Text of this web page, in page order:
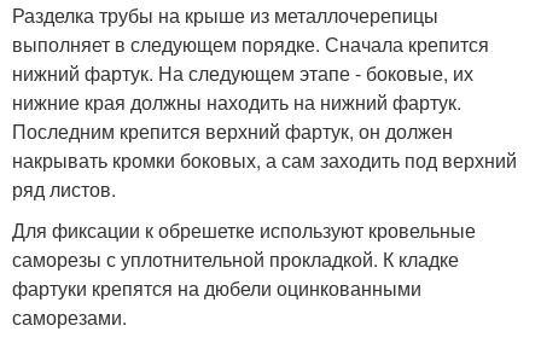
Разделка трубы на крыше из металлочерепицы
выполняет в следующем порядке. Сначала крепится
нижний фартук. На следующем этапе - боковые, их
нижние края должны находить на нижний фартук.
Последним крепится верхний фартук, он должен
накрывать кромки боковых, а сам заходить под верхний
ряд листов.
Для фиксации к обрешетке используют кровельные
саморезы с уплотнительной прокладкой. К кладке
фартуки крепятся на дюбели оцинкованными
саморезами.